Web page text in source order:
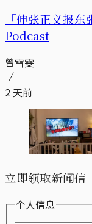
「伸张正义报
Podcast
曾雪雯
2 天前
立即领取新闻信
个人信息